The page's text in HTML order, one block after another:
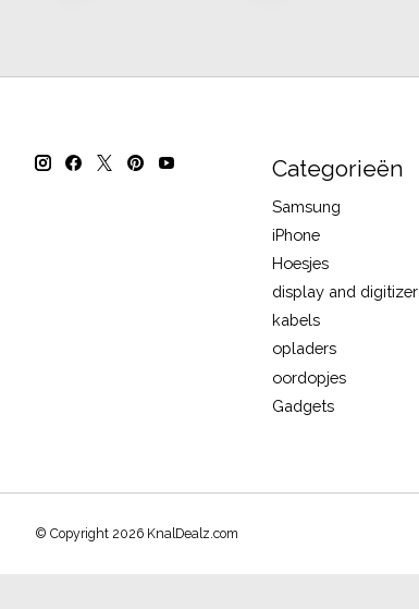
Categorieën
Samsung
iPhone
Hoesjes
display and digitizer
kabels
opladers
oordopjes
Gadgets
© Copyright 2026 KnalDealz.com